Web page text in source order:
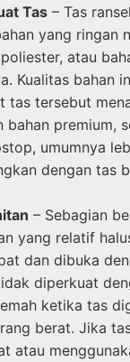
Tas – Tas
yang ringan
atau
Kualitas bahan
tas tersebut
bahan premium,
umumnya
dengan tas
– Sebagian
yang relatif
dan dibuka
diperkuat
ketika tas
berat. Jika
atau